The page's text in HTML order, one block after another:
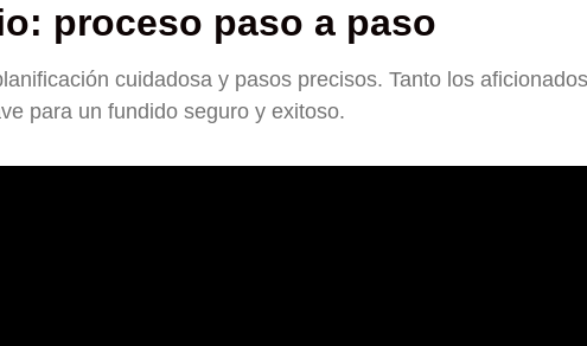
proceso paso a paso
cuidadosa y pasos precisos. Tanto los
para un fundido seguro y exitoso.